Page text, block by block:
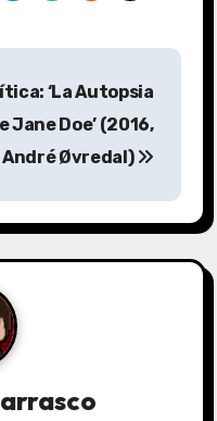
‘La Autopsia
Jane Doe’ (2016,
André Øvredal)